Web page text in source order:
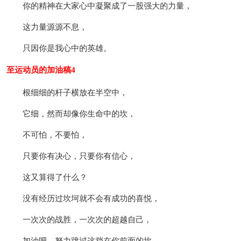
你的精神在大家心中凝聚成了一股强大的力量，
这力量源源不息，
只因你是我心中的英雄。
至运动员的加油稿4
根细细的杆子横放在半空中，
它细，然而却像你生命中的坎，
不可怕，不要怕，
只要你有决心，只要你有信心，
这又算得了什么？
没有经历过坎坷就不会有成功的喜悦，
一次次的战胜，一次次的超越自己，